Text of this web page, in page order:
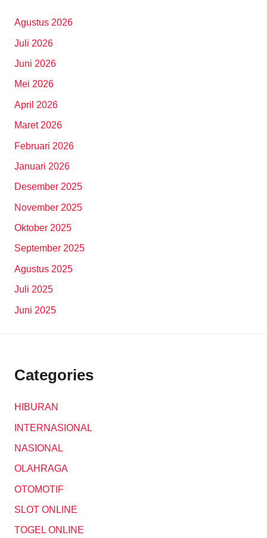
Agustus 2026
Juli 2026
Juni 2026
Mei 2026
April 2026
Maret 2026
Februari 2026
Januari 2026
Desember 2025
November 2025
Oktober 2025
September 2025
Agustus 2025
Juli 2025
Juni 2025
Categories
HIBURAN
INTERNASIONAL
NASIONAL
OLAHRAGA
OTOMOTIF
SLOT ONLINE
TOGEL ONLINE